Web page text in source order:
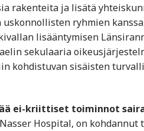
rakenteita ja lisätä
ryhmien
lisääntymisen
sekulaaria
kohdistuvan sisäisten
ei-kriittiset toiminnot
Hospital, on